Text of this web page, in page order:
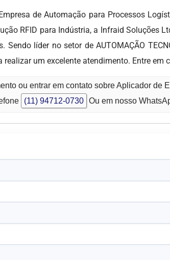
de Automação para Processos
RFID para Indústria, a Infraid Soluções
Sendo líder no setor de AUTOMAÇÃO
realizar um excelente atendimento. Entre em
ou entrar em contato sobre Aplicador de
(11) 94712-0730 Ou em nosso